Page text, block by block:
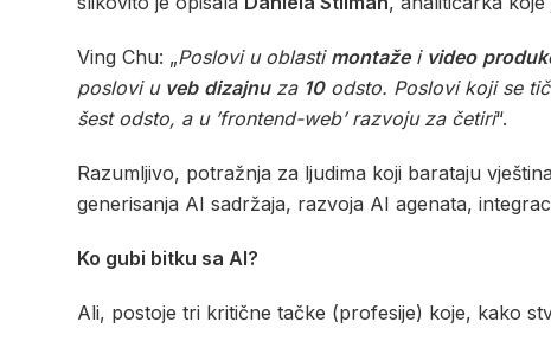
Ving Chu: „Poslovi u oblasti montažei video
poslovi u veb dizajnuza 10odsto. Poslovi koji se
šest odsto, a u ’frontend-web’ razvoju za četiri“.
Razumljivo, potražnja za ljudima koji barataju
generisanja AI sadržaja, razvoja AI agenata,
Ko gubi bitku sa AI?
Ali, postoje tri kritične tačke (profesije) koje, kako